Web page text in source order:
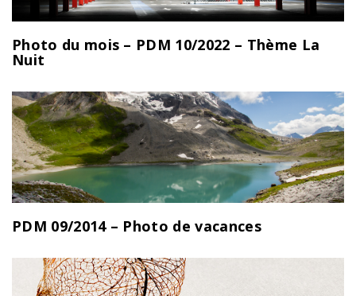
Photo du mois – PDM 10/2022 – Thème La
Nuit
PDM 09/2014 – Photo de vacances